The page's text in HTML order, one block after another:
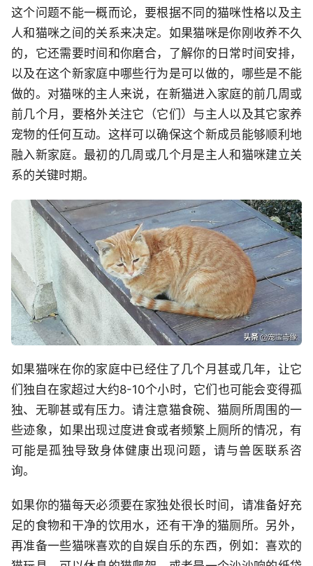
这个问题不能一概而论，要根据不同的猫咪性格以及主
人和猫咪之间的关系来决定。如果猫咪是你刚收养不久
的，它还需要时间和你磨合，了解你的日常时间安排，
以及在这个新家庭中哪些行为是可以做的，哪些是不能
做的。对猫咪的主人来说，在新猫进入家庭的前几周或
前几个月，要格外关注它（它们）与主人以及其它家养
宠物的任何互动。这样可以确保这个新成员能够顺利地
融入新家庭。最初的几周或几个月是主人和猫咪建立关
系的关键时期。
如果猫咪在你的家庭中已经住了几个月甚或几年，让它
们独自在家超过大约8-10个小时，它们也可能会变得孤
独、无聊甚或有压力。请注意猫食碗、猫厕所周围的一
些迹象，如果出现过度进食或者频繁上厕所的情况，有
可能是孤独导致身体健康出现问题，请与兽医联系咨
询。
如果你的猫每天必须要在家独处很长时间，请准备好充
足的食物和干净的饮用水，还有干净的猫厕所。另外，
再准备一些猫咪喜欢的自娱自乐的东西，例如：喜欢的